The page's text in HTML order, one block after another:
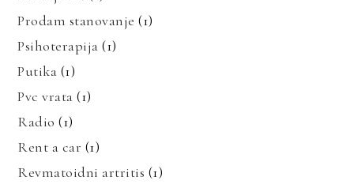
Prodam stanovanje (1)
Psihoterapija (1)
Putika (1)
Pvc vrata (1)
Radio (1)
Rent a car (1)
Revmatoidni artritis (1)